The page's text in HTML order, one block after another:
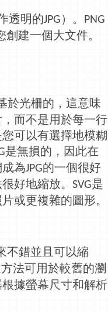
透明的JPG ）。 PNG
創建一個大文件。
於光柵的，這意味
而不是用於每一行
可以有選擇地模糊
是無損的，因此在
為JPG的一個很好
好地縮放。 SVG是
或更複雜的圖形。
不錯並且可以縮
法可用於較舊的瀏
據螢幕尺寸和解析